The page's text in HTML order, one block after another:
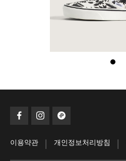
이용약관 | 개인정보처리방침 |